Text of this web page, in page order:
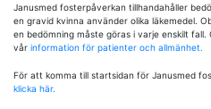
Janusmed fosterpåverkan tillhandahåller
en gravid kvinna använder olika läkemedel.
en bedömning måste göras i varje enskilt
vår information för patienter och allmänhet.
För att komma till startsidan för Janusmed
klicka här.